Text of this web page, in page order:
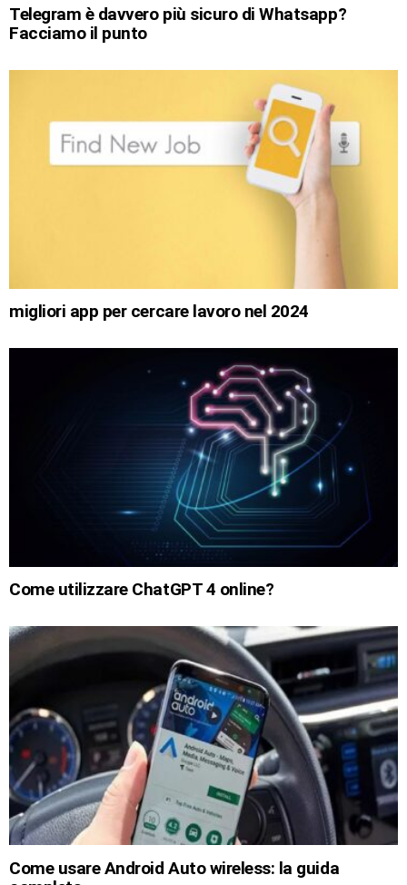
Telegram è davvero più sicuro di Whatsapp?
Facciamo il punto
migliori app per cercare lavoro nel 2024
Come utilizzare ChatGPT 4 online?
Come usare Android Auto wireless: la guida